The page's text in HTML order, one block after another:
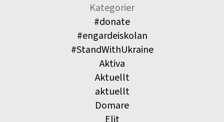
Kategorier
#donate
#engardeiskolan
#StandWithUkraine
Aktiva
Aktuellt
aktuellt
Domare